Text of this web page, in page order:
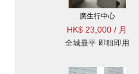
廣生行中心
HK$ 23,000 / 月
全城最平 即租即用